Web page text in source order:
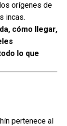
orígenes de
incas.
cómo llegar,
lo que
pertenece al